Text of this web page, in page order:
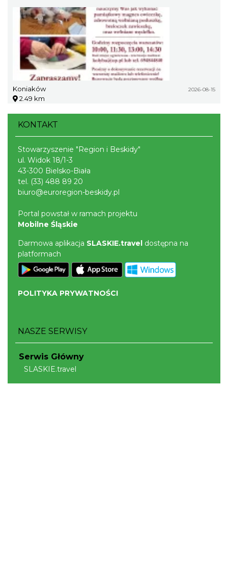
Koniaków 2026-08-15
2.49 km
KONTAKT
Stowarzyszenie "Region i Beskidy"
ul. Widok 18/1-3
43-300 Bielsko-Biała
tel. (33) 488 89 20
biuro@euroregion-beskidy.pl
Portal powstał w ramach projektu
Mobilne Śląskie
Darmowa aplikacja SLASKIE.travel dostępna na
platformach
POLITYKA PRYWATNOŚCI
NASZE SERWISY
Serwis Główny
SLASKIE.travel